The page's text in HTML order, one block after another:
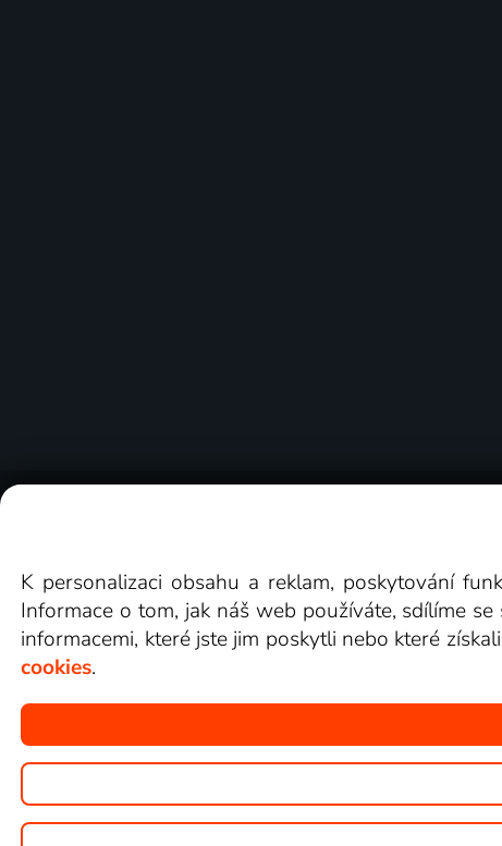
Copyright © goNET s.r.o.
K personalizaci obsahu a reklam, poskytování
Informace o tom, jak náš web používáte, sdílíme
informacemi, které jste jim poskytli nebo které
cookies.